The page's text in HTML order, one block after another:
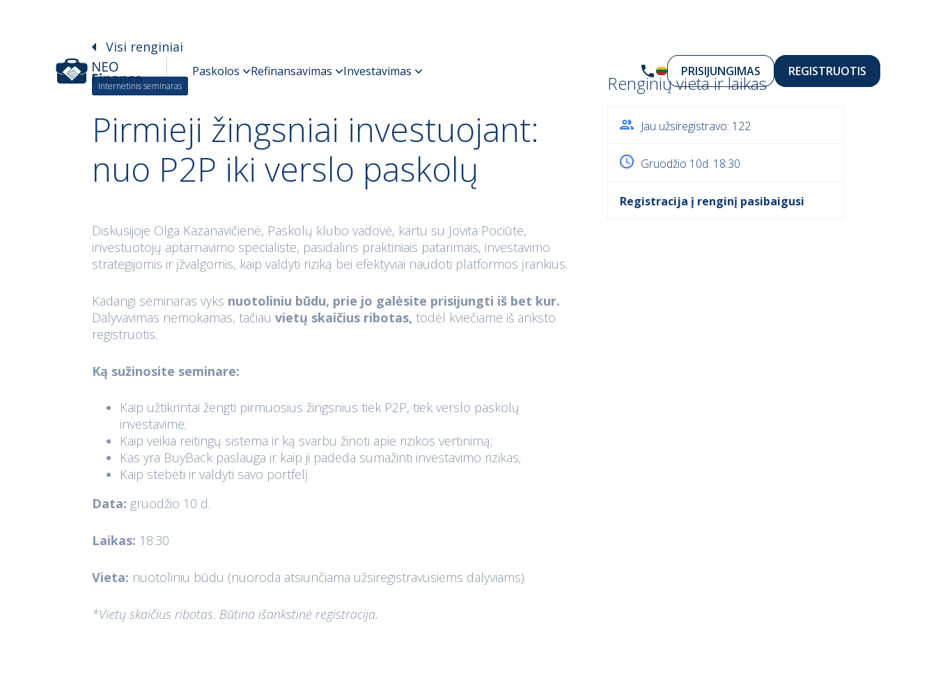
PRISIJUNGIMAS REGISTRUOTIS
Visi renginiai
Internetinis seminaras
Pirmieji žingsniai investuojant:
nuo P2P iki verslo paskolų
Diskusijoje Olga Kazanavičienė, Paskolų klubo vadovė, kartu su Jovita Pociūte,
investuotojų aptarnavimo specialiste, pasidalins praktiniais patarimais, investavimo
strategijomis ir įžvalgomis, kaip valdyti riziką bei efektyviai naudoti platformos įrankius.
Kadangi seminaras vyks nuotoliniu būdu, prie jo galėsite prisijungti iš bet kur.
Dalyvavimas nemokamas, tačiau vietų skaičius ribotas, todėl kviečiame iš anksto
registruotis.
Ką sužinosite seminare:
Kaip užtikrintai žengti pirmuosius žingsnius tiek P2P, tiek verslo paskolų
investavime;
Kaip veikia reitingų sistema ir ką svarbu žinoti apie rizikos vertinimą;
Kas yra BuyBack paslauga ir kaip ji padeda sumažinti investavimo rizikas;
Kaip stebėti ir valdyti savo portfelį.
Data: gruodžio 10 d.
Laikas: 18:30
Vieta: nuotoliniu būdu (nuoroda atsiunčiama užsiregistravusiems dalyviams)
*Vietų skaičius ribotas. Būtina išankstinė registracija.
Renginių vieta ir laikas
Jau užsiregistravo: 122
Gruodžio 10d. 18:30
Registracija į renginį pasibaigusi